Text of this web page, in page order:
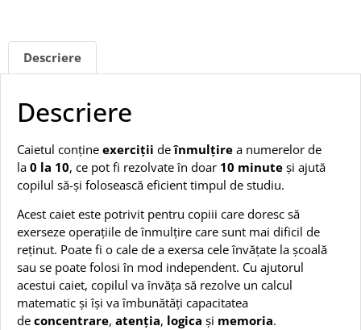
Descriere
Descriere
Caietul conține exerciții deînmulțire a numerelor de
la 0 la 10, ce pot fi rezolvate în doar 10 minute și ajută
copilul să-și folosească eficient timpul de studiu.
Acest caiet este potrivit pentru copiii care doresc să
exerseze operațiile de înmulțire care sunt mai dificil de
reținut. Poate fi o cale de a exersa cele învățate la școală
sau se poate folosi în mod independent. Cu ajutorul
acestui caiet, copilul va învăța să rezolve un calcul
matematic și își va îmbunătăți capacitatea
de concentrare, atenția, logica și memoria.